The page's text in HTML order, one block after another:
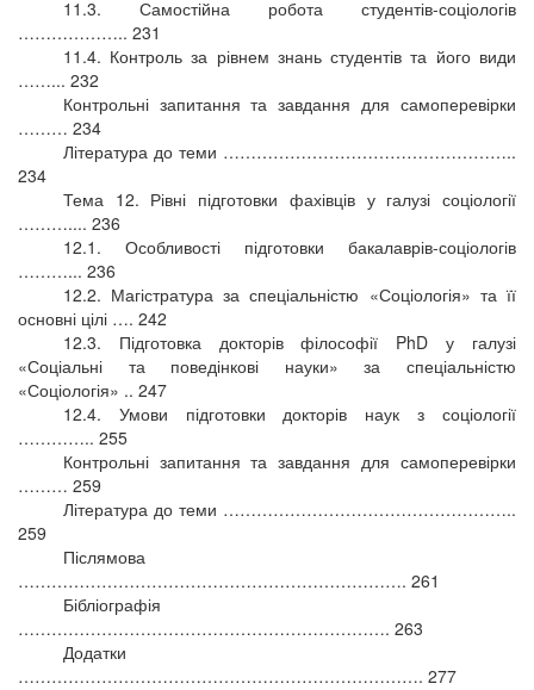
11.3. Самостійна робота студентів-соціологів
……………….. 231
11.4. Контроль за рівнем знань студентів та його види
……... 232
Контрольні запитання та завдання для самоперевірки
……… 234
Література до теми ……………………………………………..
234
Тема 12. Рівні підготовки фахівців у галузі соціології
……….... 236
12.1. Особливості підготовки бакалаврів-соціологів
………... 236
12.2. Магістратура за спеціальністю «Соціологія» та її
основні цілі …. 242
12.3. Підготовка докторів філософії PhD у галузі
«Соціальні та поведінкові науки» за спеціальністю
«Соціологія» .. 247
12.4. Умови підготовки докторів наук з соціології
………….. 255
Контрольні запитання та завдання для самоперевірки
……… 259
Література до теми ……………………………………………..
259
Післямова
……………………………………………………………. 261
Бібліографія
…………………………………………………………. 263
Додатки
………………………………………………………………. 277